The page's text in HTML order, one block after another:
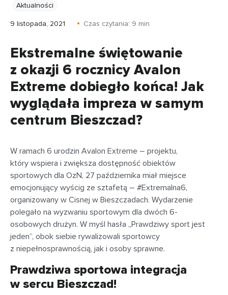
Aktualności
9 listopada, 2021 Czas czytania: 9 min
Ekstremalne świętowanie
z okazji 6 rocznicy Avalon
Extreme dobiegło końca! Jak
wyglądała impreza w samym
centrum Bieszczad?
W ramach 6 urodzin Avalon Extreme – projektu,
który wspiera i zwiększa dostępność obiektów
sportowych dla OzN, 27 października miał miejsce
emocjonujący wyścig ze sztafetą – #Extremalna6,
organizowany w Cisnej w Bieszczadach. Wydarzenie
polegało na wyzwaniu sportowym dla dwóch 6-
osobowych drużyn. W myśl hasła „Prawdziwy sport jest
jeden”, obok siebie rywalizowali sportowcy
z niepełnosprawnością, jak i osoby sprawne.
Prawdziwa sportowa integracja
w sercu Bieszczad!